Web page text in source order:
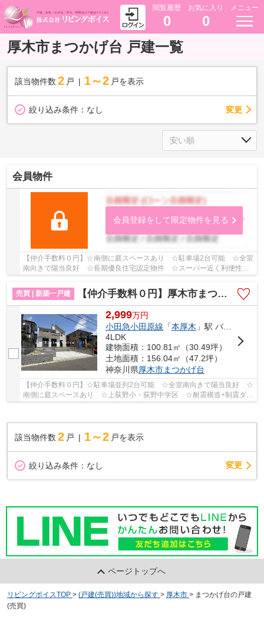
閲覧履歴
0
お気に入り
0
メニュー
厚木市まつかげ台 戸建一覧
該当物件数 2 戸 1～2 戸を表示
絞り込み条件： なし 変更
会員物件
会員登録をして限定物件を見る
【仲介手数料０円】☆南側に庭スペースあり ☆駐車場2台可能 ☆全室
南向きで陽当良好 ☆長期優良住宅認定物件 ☆スーパー近く利便性良
売買 | 新築一戸建
【仲介手数料０円】厚木市まつかげ台2期 新築一戸建て
2,999万円
小田急小田原線 「本厚木 」駅 バス39分 「まつかげ台」 停歩3分
4LDK
建物面積：100.81㎡（30.49坪）
土地面積：156.04㎡（47.2坪）
神奈川県厚木市まつかげ台
【仲介手数料０円】☆駐車場並列2台可能 ☆全室南向きで陽当良好 ☆
南側に庭スペースあり ☆上荻野小・荻野中学区 ☆耐震構造+制震ダン
該当物件数 2 戸 1～2 戸を表示
絞り込み条件： なし 変更
ページトップへ
リビングボイスTOP > (戸建(売買))地域から探す > 厚木市 > まつかげ台の戸建
(売買)